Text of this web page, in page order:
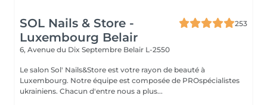
SOL Nails & Store -
Luxembourg Belair
253
6, Avenue du Dix Septembre Belair L-2550
Le salon Sol' Nails&Store est votre rayon de beauté à
Luxembourg. Notre équipe est composée de PROspécialistes
ukrainiens. Chacun d'entre nous a plus...